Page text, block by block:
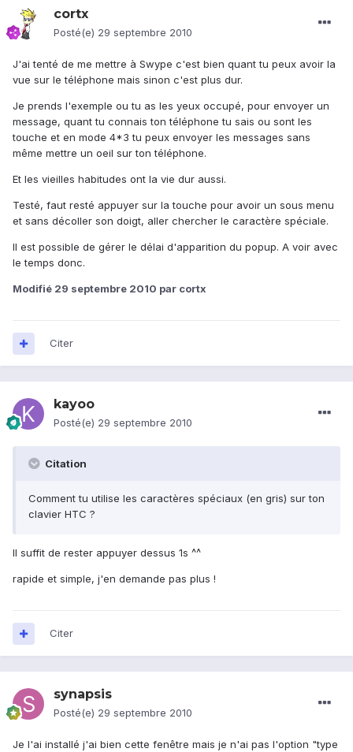
cortx
Posté(e) 29 septembre 2010
J'ai tenté de me mettre à Swype c'est bien quant tu peux avoir la
vue sur le téléphone mais sinon c'est plus dur.
Je prends l'exemple ou tu as les yeux occupé, pour envoyer un
message, quant tu connais ton téléphone tu sais ou sont les
touche et en mode 4*3 tu peux envoyer les messages sans
même mettre un oeil sur ton téléphone.
Et les vieilles habitudes ont la vie dur aussi.
Testé, faut resté appuyer sur la touche pour avoir un sous menu
et sans décoller son doigt, aller chercher le caractère spéciale.
Il est possible de gérer le délai d'apparition du popup. A voir avec
le temps donc.
Modifié 29 septembre 2010 par cortx
Citer
kayoo
Posté(e) 29 septembre 2010
Citation
Comment tu utilise les caractères spéciaux (en gris) sur ton
clavier HTC ?
Il suffit de rester appuyer dessus 1s ^^
rapide et simple, j'en demande pas plus !
Citer
synapsis
Posté(e) 29 septembre 2010
Je l'ai installé j'ai bien cette fenêtre mais je n'ai pas l'option "type